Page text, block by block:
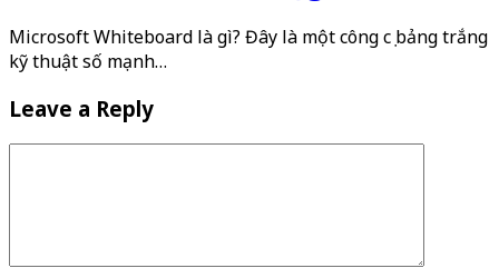
Microsoft Whiteboard là gì? Đây là một công cụ bảng trắng
kỹ thuật số mạnh…
Leave a Reply